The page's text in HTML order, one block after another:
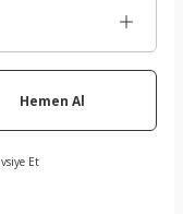
Hemen Al
Et